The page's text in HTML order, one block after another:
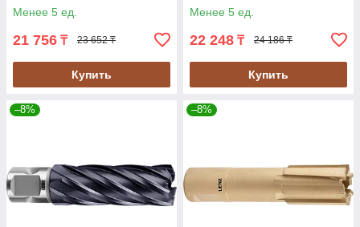
Менее 5 ед.
21 756 ₸ 23 652 ₸
Купить
Менее 5 ед.
22 248 ₸ 24 186 ₸
Купить
–8% –8%